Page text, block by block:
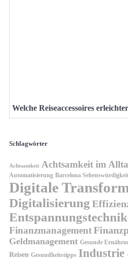
Welche Reiseaccessoires
Schlagwörter
Achtsamkeit Achtsamkeit im
Automatisierung Barcelona
Digitale
Digitalisierung
Finanzmanagement
Geldmanagement Gesunde
Reisen Gesundheitstipps Industrie